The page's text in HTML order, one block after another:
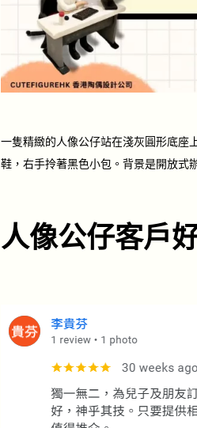
一隻精緻的人像公仔站在淺灰圓形底座
鞋，右手拎著黑色小包。背景是開放式
人像公仔客戶